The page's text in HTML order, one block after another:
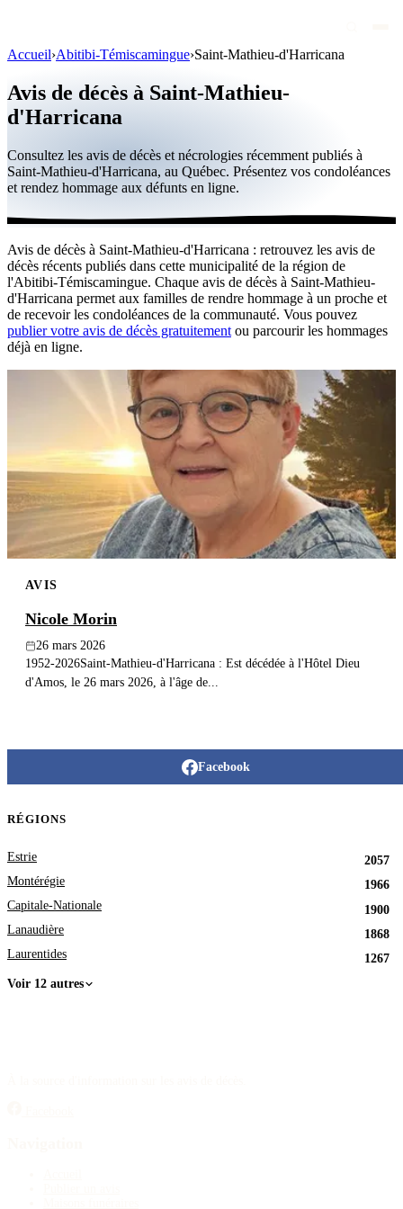
Personnalités publiques
Canada
Par ville
Maisons funéraires
Éternea
Blog
Publier un avis
Accueil›Abitibi-Témiscamingue›Saint-Mathieu-d'Harricana
Avis de décès à Saint-Mathieu-
d'Harricana
Consultez les avis de décès et nécrologies récemment publiés à
Saint-Mathieu-d'Harricana, au Québec. Présentez vos condoléances
et rendez hommage aux défunts en ligne.
Avis de décès à Saint-Mathieu-d'Harricana : retrouvez les avis de
décès récents publiés dans cette municipalité de la région de
l'Abitibi-Témiscamingue. Chaque avis de décès à Saint-Mathieu-
d'Harricana permet aux familles de rendre hommage à un proche et
de recevoir les condoléances de la communauté. Vous pouvez
publier votre avis de décès gratuitement ou parcourir les hommages
déjà en ligne.
AVIS
Nicole Morin
26 mars 2026
1952-2026Saint-Mathieu-d'Harricana : Est décédée à l'Hôtel Dieu
d'Amos, le 26 mars 2026, à l'âge de...
Facebook
RÉGIONS
Estrie
2057
Montérégie
1966
Capitale-Nationale
1900
Lanaudière
1868
Laurentides
1267
Voir 12 autres